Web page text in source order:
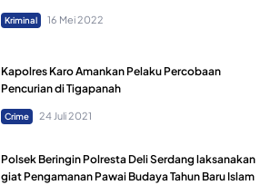
Kriminal 16 Mei 2022
Kapolres Karo Amankan Pelaku Percobaan
Pencurian di Tigapanah
Crime 24 Juli 2021
Polsek Beringin Polresta Deli Serdang laksanakan
giat Pengamanan Pawai Budaya Tahun Baru Islam